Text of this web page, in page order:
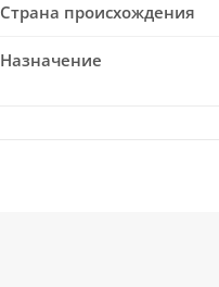
Страна происхождения
Назначение